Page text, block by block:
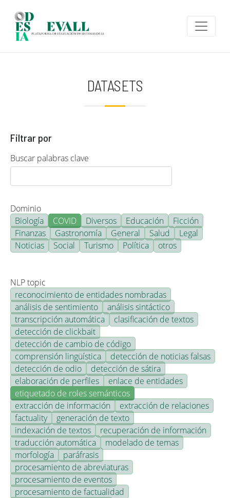
DATASETS
Filtrar por
Buscar palabras clave
Dominio
Biología
COVID Diversos Educación
Ficción
Finanzas
Gastronomía General Salud
Legal
Noticias
Social Turismo Política otros
NLP topic
reconocimiento de entidades nombradas
análisis de sentimiento
análisis sintáctico
transcripción automática
clasificación de textos
detección de clickbait
detección de cambio de código
comprensión lingüística
detección de noticias falsas
detección de odio
detección de sátira
elaboración de perfiles
enlace de entidades
etiquetado de roles semánticos
extracción de información
extracción de relaciones
factuality
generación de texto
indexación de textos
recuperación de información
traducción automática
modelado de temas
morfología
paráfrasis
procesamiento de abreviaturas
procesamiento de eventos
procesamiento de factualidad